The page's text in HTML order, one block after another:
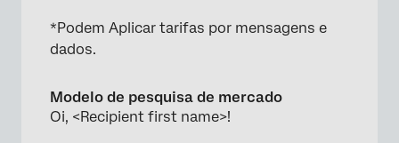
*Podem Aplicar tarifas por mensagens e
dados.
Modelo de pesquisa de mercado
Oi, <Recipient first name>!